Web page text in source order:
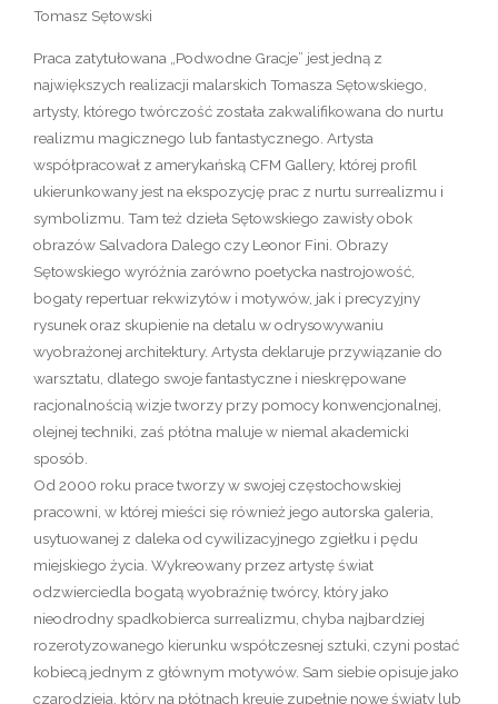
Tomasz Sętowski
Praca zatytułowana „Podwodne Gracje” jest jedną z
największych realizacji malarskich Tomasza Sętowskiego,
artysty, którego twórczość została zakwalifikowana do nurtu
realizmu magicznego lub fantastycznego. Artysta
współpracował z amerykańską CFM Gallery, której profil
ukierunkowany jest na ekspozycję prac z nurtu surrealizmu i
symbolizmu. Tam też dzieła Sętowskiego zawisły obok
obrazów Salvadora Dalego czy Leonor Fini. Obrazy
Sętowskiego wyróżnia zarówno poetycka nastrojowość,
bogaty repertuar rekwizytów i motywów, jak i precyzyjny
rysunek oraz skupienie na detalu w odrysowywaniu
wyobrażonej architektury. Artysta deklaruje przywiązanie do
warsztatu, dlatego swoje fantastyczne i nieskrępowane
racjonalnością wizje tworzy przy pomocy konwencjonalnej,
olejnej techniki, zaś płótna maluje w niemal akademicki
sposób.
Od 2000 roku prace tworzy w swojej częstochowskiej
pracowni, w której mieści się również jego autorska galeria,
usytuowanej z daleka od cywilizacyjnego zgiełku i pędu
miejskiego życia. Wykreowany przez artystę świat
odzwierciedla bogatą wyobraźnię twórcy, który jako
nieodrodny spadkobierca surrealizmu, chyba najbardziej
rozerotyzowanego kierunku współczesnej sztuki, czyni postać
kobiecą jednym z głównym motywów. Sam siebie opisuje jako
czarodzieja, który na płótnach kreuje zupełnie nowe światy lub